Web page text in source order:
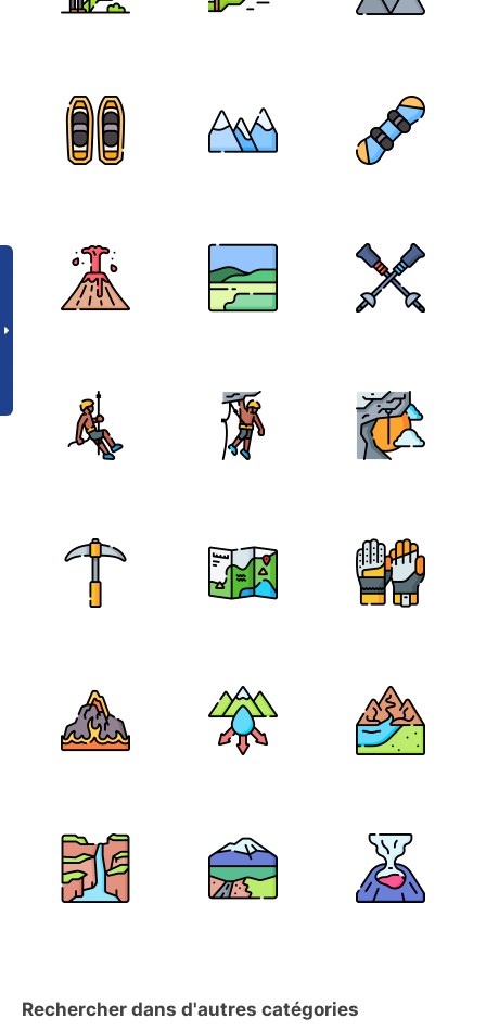
Rechercher dans d'autres catégories